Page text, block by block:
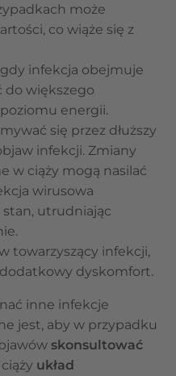
może
co wiąże się z
infekcja obejmuje
do większego
energii.
się przez dłuższy
infekcji. Zmiany
w ciąży mogą nasilać
wirusowa
utrudniając
towarzyszący infekcji,
dyskomfort.
inne infekcje
jest, aby w przypadku
skonsultować
układ